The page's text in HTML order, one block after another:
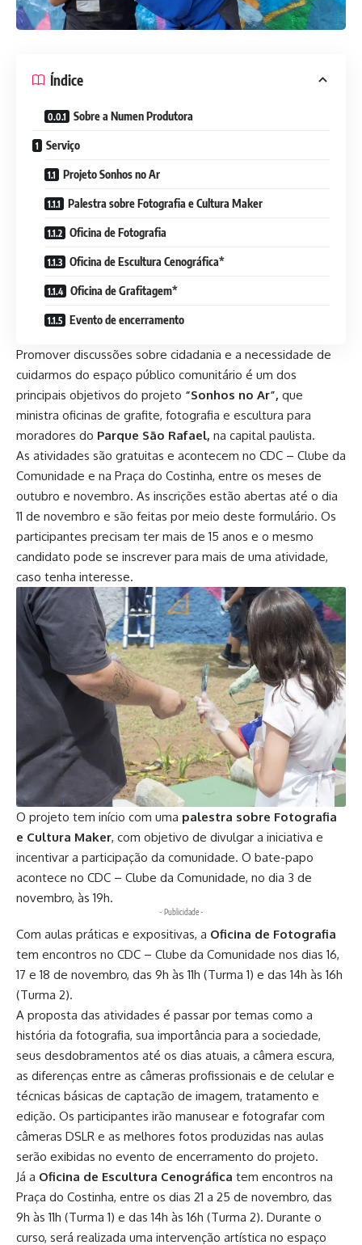
Índice
Sobre a Numen Produtora
Serviço
Projeto Sonhos no Ar
Palestra sobre Fotografia e Cultura Maker
Oficina de Fotografia
Oficina de Escultura Cenográfica*
Oficina de Grafitagem*
Evento de encerramento
Promover discussões sobre cidadania e a necessidade de
cuidarmos do espaço público comunitário é um dos
principais objetivos do projeto “Sonhos no Ar”, que
ministra oficinas de grafite, fotografia e escultura para
moradores do Parque São Rafael, na capital paulista.
As atividades são gratuitas e acontecem no CDC – Clube da
Comunidade e na Praça do Costinha, entre os meses de
outubro e novembro. As inscrições estão abertas até o dia
11 de novembro e são feitas por meio deste formulário. Os
participantes precisam ter mais de 15 anos e o mesmo
candidato pode se inscrever para mais de uma atividade,
caso tenha interesse.
O projeto tem início com uma palestra sobre Fotografia
e Cultura Maker, com objetivo de divulgar a iniciativa e
incentivar a participação da comunidade. O bate-papo
acontece no CDC – Clube da Comunidade, no dia 3 de
novembro, às 19h.
- Publicidade -
Com aulas práticas e expositivas, a Oficina de Fotografia
tem encontros no CDC – Clube da Comunidade nos dias 16,
17 e 18 de novembro, das 9h às 11h (Turma 1) e das 14h às 16h
(Turma 2).
A proposta das atividades é passar por temas como a
história da fotografia, sua importância para a sociedade,
seus desdobramentos até os dias atuais, a câmera escura,
as diferenças entre as câmeras profissionais e de celular e
técnicas básicas de captação de imagem, tratamento e
edição. Os participantes irão manusear e fotografar com
câmeras DSLR e as melhores fotos produzidas nas aulas
serão exibidas no evento de encerramento do projeto.
Já a Oficina de Escultura Cenográfica tem encontros na
Praça do Costinha, entre os dias 21 a 25 de novembro, das
9h às 11h (Turma 1) e das 14h às 16h (Turma 2). Durante o
curso, será realizada uma intervenção artística no espaço